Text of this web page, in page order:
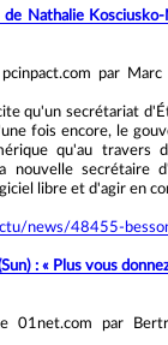
de Nathalie
par
qu'un secrétariat
fois encore, le
qu'au travers
nouvelle secrétaire
libre et d'agir en
news/48455-
: « Plus vous
01net.com par